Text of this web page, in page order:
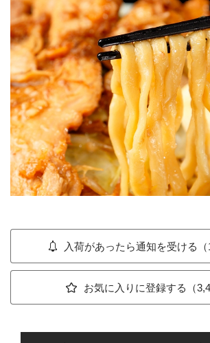
入荷があったら通知を受ける（
お気に入りに登録する（